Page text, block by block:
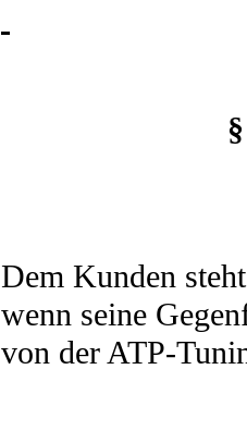
Dem Kunden
wenn seine
von der ATP-